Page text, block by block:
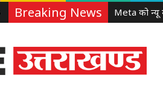
Breaking News